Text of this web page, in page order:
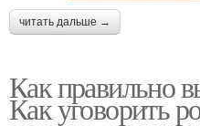
читать дальше →
Как правильно
Как уговорить